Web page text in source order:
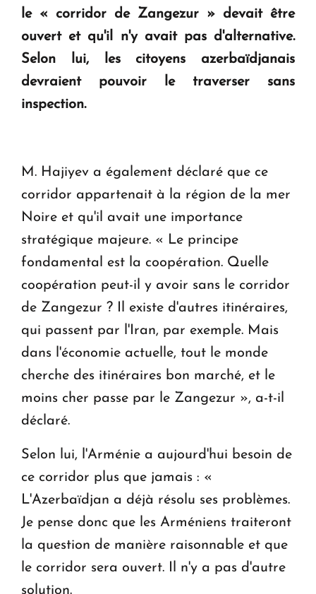
Le premier hôtel Hyatt Regency d'Arménie
ouvrira ses portes à Dilijan
le « corridor de Zangezur » devait être
ouvert et qu'il n'y avait pas d'alternative.
Selon lui, les citoyens azerbaïdjanais
devraient pouvoir le traverser sans
inspection.
M. Hajiyev a également déclaré que ce
corridor appartenait à la région de la mer
Noire et qu'il avait une importance
stratégique majeure. « Le principe
fondamental est la coopération. Quelle
coopération peut-il y avoir sans le corridor
de Zangezur ? Il existe d'autres itinéraires,
qui passent par l'Iran, par exemple. Mais
dans l'économie actuelle, tout le monde
cherche des itinéraires bon marché, et le
moins cher passe par le Zangezur », a-t-il
déclaré.
Selon lui, l'Arménie a aujourd'hui besoin de
ce corridor plus que jamais : «
L'Azerbaïdjan a déjà résolu ses problèmes.
Je pense donc que les Arméniens traiteront
la question de manière raisonnable et que
le corridor sera ouvert. Il n'y a pas d'autre
solution.